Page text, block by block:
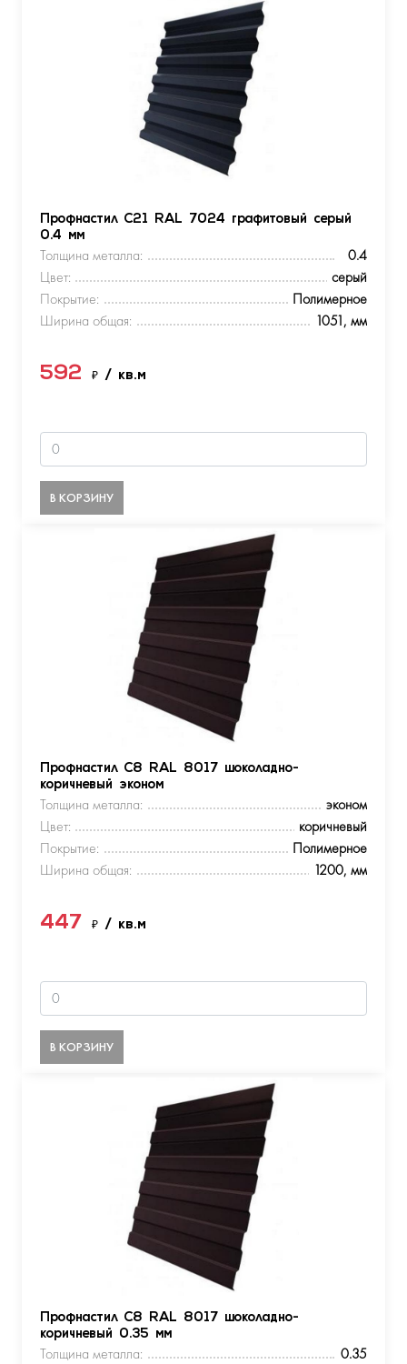
Профнастил С21 RAL 7024 графитовый серый
0.4 мм
Толщина металла:
0.4
Цвет:
серый
Покрытие:
Полимерное
Ширина общая:
1051, мм
592 ₽ / кв.м
В КОРЗИНУ
Профнастил С8 RAL 8017 шоколадно-
коричневый эконом
Толщина металла:
эконом
Цвет:
коричневый
Покрытие:
Полимерное
Ширина общая:
1200, мм
447 ₽ / кв.м
В КОРЗИНУ
Профнастил С8 RAL 8017 шоколадно-
коричневый 0.35 мм
Толщина металла:
0.35